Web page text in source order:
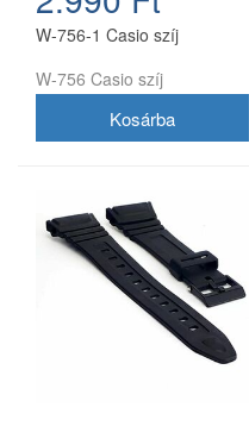
W-756-1 Casio szíj
W-756 Casio szíj